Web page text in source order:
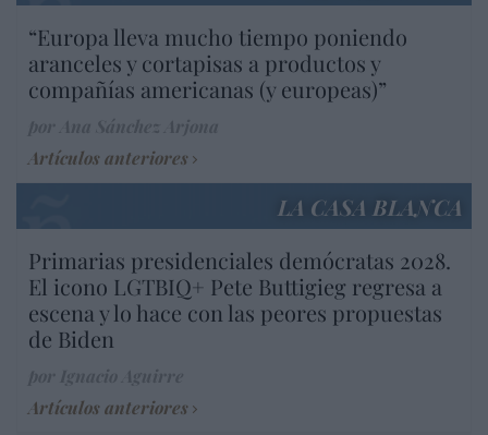
“Europa lleva mucho tiempo poniendo
aranceles y cortapisas a productos y
compañías americanas (y europeas)”
Artículos anteriores
LA CASA BLANCA
Primarias presidenciales demócratas 2028.
El icono LGTBIQ+ Pete Buttigieg regresa a
escena y lo hace con las peores propuestas
de Biden
Artículos anteriores